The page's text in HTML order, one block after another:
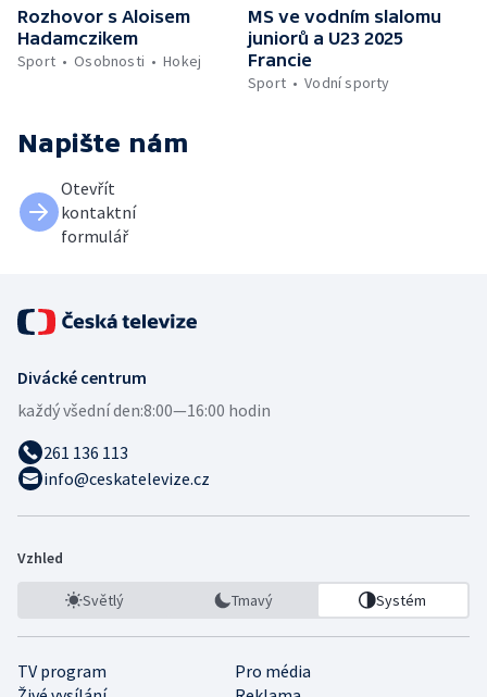
Rozhovor s Aloisem
Hadamczikem
Sport
Osobnosti Hokej
MS ve vodním slalomu
juniorů a U23 2025
Francie
Sport
Vodní sporty
Napište nám
Otevřít
kontaktní
formulář
Divácké centrum
každý všední den:8:00—16:00 hodin
261 136 113
info@ceskatelevize.cz
Vzhled
Světlý Tmavý Systém
TV program
Pro média